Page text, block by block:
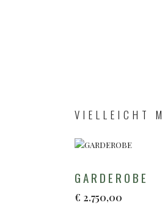
VIELLEICHT
GARDEROBE
€ 2.750,00